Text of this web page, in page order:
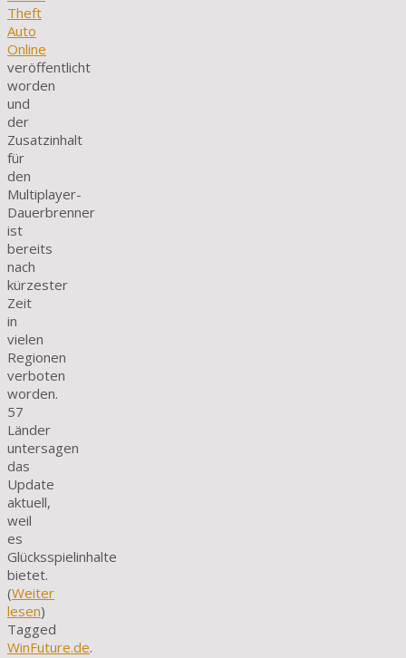
Theft
Auto
Online
veröffentlicht
worden
und
der
Zusatzinhalt
für
den
Multiplayer-
Dauerbrenner
ist
bereits
nach
kürzester
Zeit
in
vielen
Regionen
verboten
worden.
57
Länder
untersagen
das
Update
aktuell,
weil
es
Glücksspielinhalte
bietet.
(Weiter
lesen)
Tagged
WinFuture.de.